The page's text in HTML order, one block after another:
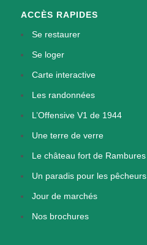
ACCÈS RAPIDES
Se restaurer
Se loger
Carte interactive
Les randonnées
L’Offensive V1 de 1944
Une terre de verre
Le château fort de Rambures
Un paradis pour les pêcheurs
Jour de marchés
Nos brochures